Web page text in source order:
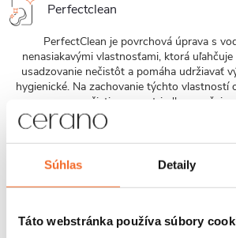
Súhlas Detaily
Táto webstránka používa súbory
Perfectclean
PerfectClean je povrchová úprava s
nenasiakavými vlastnosťami, ktorá
usadzovanie nečistôt a pomáha udržiavať
hygienické. Na zachovanie týchto vlastností
čistiace prostriedky z našej
UV odolnosť
Odolnosť voči UV žiareniu je zaistená
kvalitných pigmentov a kontrolovanej
vystavení UV žiareniu.